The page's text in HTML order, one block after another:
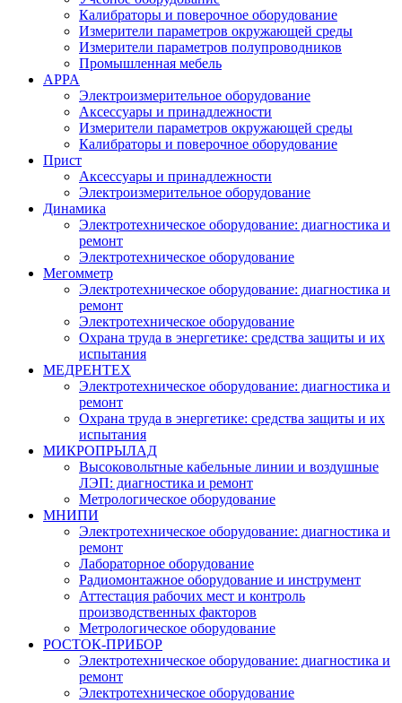
Калибраторы и поверочное оборудование
Измерители параметров окружающей среды
Измерители параметров полупроводников
Промышленная мебель
APPA
Электроизмерительное оборудование
Аксессуары и принадлежности
Измерители параметров окружающей среды
Калибраторы и поверочное оборудование
Прист
Аксессуары и принадлежности
Электроизмерительное оборудование
Динамика
Электротехническое оборудование: диагностика и
ремонт
Электротехническое оборудование
Мегомметр
Электротехническое оборудование: диагностика и
ремонт
Электротехническое оборудование
Охрана труда в энергетике: средства защиты и их
испытания
МЕДРЕНТЕХ
Электротехническое оборудование: диагностика и
ремонт
Охрана труда в энергетике: средства защиты и их
испытания
МИКРОПРЫЛАД
Высоковольтные кабельные линии и воздушные
ЛЭП: диагностика и ремонт
Метрологическое оборудование
МНИПИ
Электротехническое оборудование: диагностика и
ремонт
Лабораторное оборудование
Радиомонтажное оборудование и инструмент
Аттестация рабочих мест и контроль
производственных факторов
Метрологическое оборудование
РОСТОК-ПРИБОР
Электротехническое оборудование: диагностика и
ремонт
Электротехническое оборудование